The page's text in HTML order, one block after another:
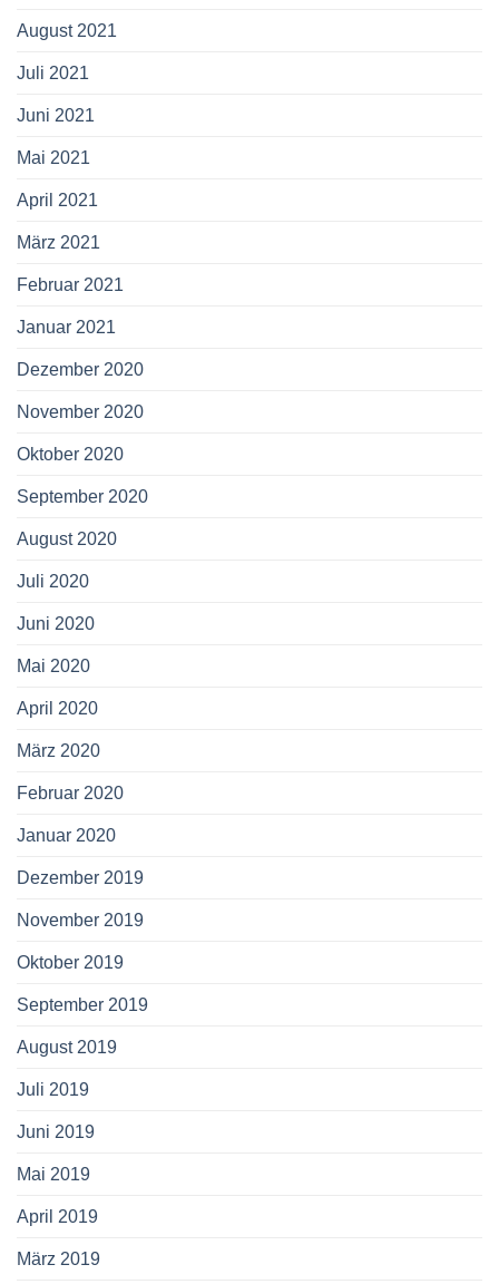
August 2021
Juli 2021
Juni 2021
Mai 2021
April 2021
März 2021
Februar 2021
Januar 2021
Dezember 2020
November 2020
Oktober 2020
September 2020
August 2020
Juli 2020
Juni 2020
Mai 2020
April 2020
März 2020
Februar 2020
Januar 2020
Dezember 2019
November 2019
Oktober 2019
September 2019
August 2019
Juli 2019
Juni 2019
Mai 2019
April 2019
März 2019